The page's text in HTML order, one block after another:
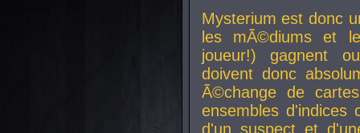
Mysterium est donc
les mÃ©diums et
joueur!) gagnent
doivent donc
Ã©change de
ensembles d'indices
d'un suspect et